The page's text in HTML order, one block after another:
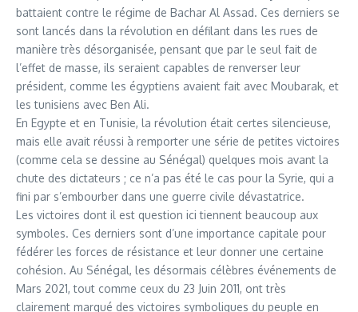
battaient contre le régime de Bachar Al Assad. Ces derniers se
sont lancés dans la révolution en défilant dans les rues de
manière très désorganisée, pensant que par le seul fait de
l’effet de masse, ils seraient capables de renverser leur
président, comme les égyptiens avaient fait avec Moubarak, et
les tunisiens avec Ben Ali.
En Egypte et en Tunisie, la révolution était certes silencieuse,
mais elle avait réussi à remporter une série de petites victoires
(comme cela se dessine au Sénégal) quelques mois avant la
chute des dictateurs ; ce n’a pas été le cas pour la Syrie, qui a
fini par s’embourber dans une guerre civile dévastatrice.
Les victoires dont il est question ici tiennent beaucoup aux
symboles. Ces derniers sont d’une importance capitale pour
fédérer les forces de résistance et leur donner une certaine
cohésion. Au Sénégal, les désormais célèbres événements de
Mars 2021, tout comme ceux du 23 Juin 2011, ont très
clairement marqué des victoires symboliques du peuple en